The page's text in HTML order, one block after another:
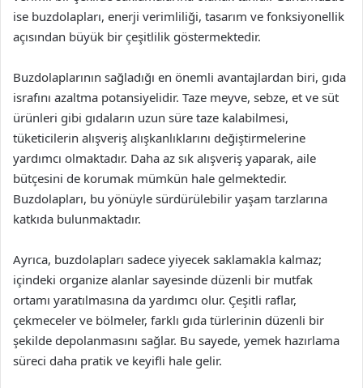
ise buzdolapları, enerji verimliliği, tasarım ve fonksiyonellik
açısından büyük bir çeşitlilik göstermektedir.
Buzdolaplarının sağladığı en önemli avantajlardan biri, gıda
israfını azaltma potansiyelidir. Taze meyve, sebze, et ve süt
ürünleri gibi gıdaların uzun süre taze kalabilmesi,
tüketicilerin alışveriş alışkanlıklarını değiştirmelerine
yardımcı olmaktadır. Daha az sık alışveriş yaparak, aile
bütçesini de korumak mümkün hale gelmektedir.
Buzdolapları, bu yönüyle sürdürülebilir yaşam tarzlarına
katkıda bulunmaktadır.
Ayrıca, buzdolapları sadece yiyecek saklamakla kalmaz;
içindeki organize alanlar sayesinde düzenli bir mutfak
ortamı yaratılmasına da yardımcı olur. Çeşitli raflar,
çekmeceler ve bölmeler, farklı gıda türlerinin düzenli bir
şekilde depolanmasını sağlar. Bu sayede, yemek hazırlama
süreci daha pratik ve keyifli hale gelir.